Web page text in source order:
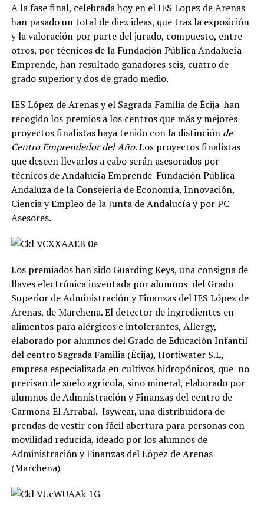
A la fase final, celebrada hoy en el IES Lopez de Arenas
han pasado un total de diez ideas, que tras la exposición
y la valoración por parte del jurado, compuesto, entre
otros, por técnicos de la Fundación Pública Andalucía
Emprende, han resultado ganadores seis, cuatro de
grado superior y dos de grado medio.
IES López de Arenas y el Sagrada Familia de Écija han
recogido los premios a los centros que más y mejores
proyectos finalistas haya tenido con la distinción de
Centro Emprendedor del Año.Los proyectos finalistas
que deseen llevarlos a cabo serán asesorados por
técnicos de Andalucía Emprende-Fundación Pública
Andaluza de la Consejería de Economía, Innovación,
Ciencia y Empleo de la Junta de Andalucía y por PC
Asesores.
Los premiados han sido Guarding Keys, una consigna de
llaves electrónica inventada por alumnos del Grado
Superior de Administración y Finanzas del IES López de
Arenas, de Marchena. El detector de ingredientes en
alimentos para alérgicos e intolerantes, Allergy,
elaborado por alumnos del Grado de Educación Infantil
del centro Sagrada Familia (Écija), Hortiwater S.L,
empresa especializada en cultivos hidropónicos, que no
precisan de suelo agrícola, sino mineral, elaborado por
alumnos de Admnistración y Finanzas del centro de
Carmona El Arrabal. Isywear, una distribuidora de
prendas de vestir con fácil abertura para personas con
movilidad reducida, ideado por los alumnos de
Administración y Finanzas del López de Arenas
(Marchena)